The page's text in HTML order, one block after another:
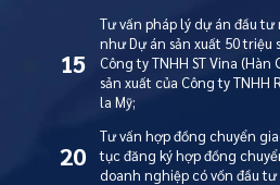
15
Tư vấn pháp lý dự án đầu tư
như Dự án sản xuất 50
Công ty TNHH ST Vina
sản xuất của Công ty TNHH
la Mỹ;
20
Tư vấn hợp đồng chuyển
tục đăng ký hợp đồng
doanh nghiệp có vốn đầu